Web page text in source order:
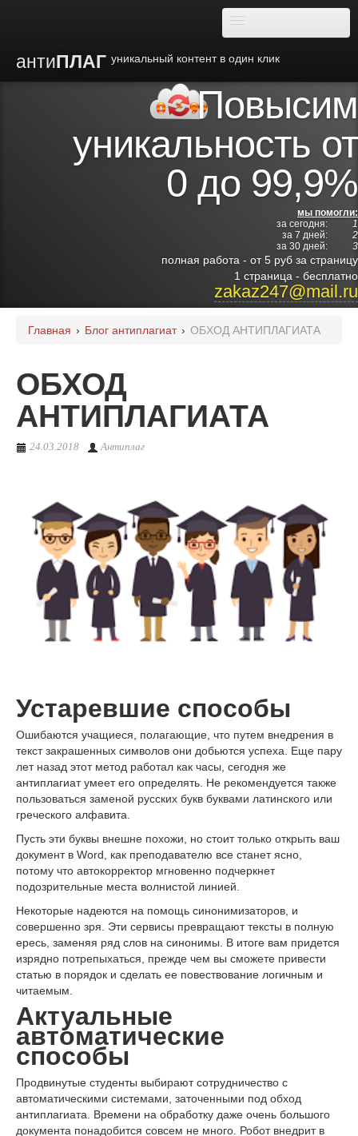
антиПЛАГ уникальный контент в один клик
Преимущества
Институты
О сервисе
Повысим
уникальность от
0 до 99,9%
мы помогли:
за сегодня:
1
за 7 дней:
2
за 30 дней:
3
полная работа - от 5 руб за страницу
1 страница - бесплатно
zakaz247@mail.ru
Главная › Блог антиплагиат › ОБХОД АНТИПЛАГИАТА
ОБХОД
АНТИПЛАГИАТА
24.03.2018 Антиплаг
Устаревшие способы
Ошибаются учащиеся, полагающие, что путем внедрения в
текст закрашенных символов они добьются успеха. Еще пару
лет назад этот метод работал как часы, сегодня же
антиплагиат умеет его определять. Не рекомендуется также
пользоваться заменой русских букв буквами латинского или
греческого алфавита.
Пусть эти буквы внешне похожи, но стоит только открыть ваш
документ в Word, как преподавателю все станет ясно,
потому что автокорректор мгновенно подчеркнет
подозрительные места волнистой линией.
Некоторые надеются на помощь синонимизаторов, и
совершенно зря. Эти сервисы превращают тексты в полную
ересь, заменяя ряд слов на синонимы. В итоге вам придется
изрядно потрепыхаться, прежде чем вы сможете привести
статью в порядок и сделать ее повествование логичным и
читаемым.
Актуальные
автоматические
способы
Продвинутые студенты выбирают сотрудничество с
автоматическими системами, заточенными под обход
антиплагиата. Времени на обработку даже очень большого
документа понадобится совсем не много. Робот внедрит в